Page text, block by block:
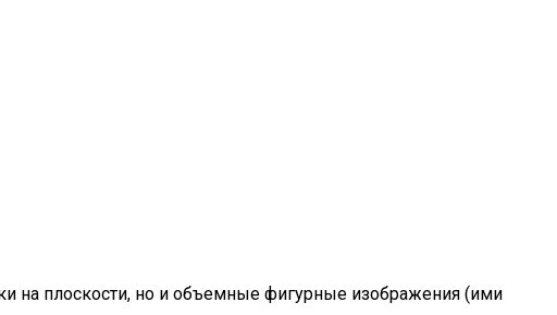
на плоскости, но и объемные фигурные изображения (ими